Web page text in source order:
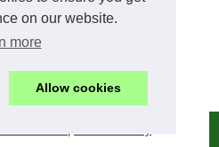
on our website.
more
Allow cookies